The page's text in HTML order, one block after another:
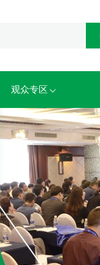
观众专区